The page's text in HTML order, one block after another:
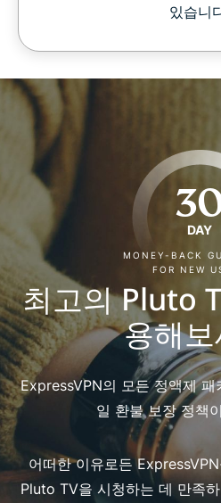
있습니
DAY
MONEY-BACK
FOR NEW
최고의 Pluto
용해
ExpressVPN의 모든 정액제
일 환불 보장 정책
어떠한 이유로든
Pluto TV을 시청하는 데 만족